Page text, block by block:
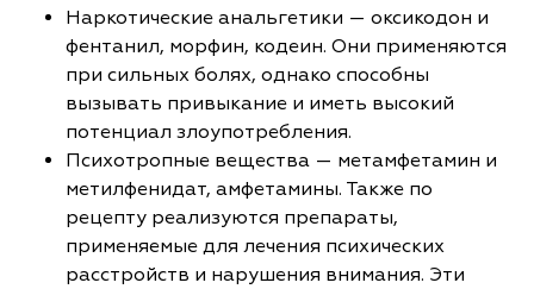
Наркотические анальгетики — оксикодон и
фентанил, морфин, кодеин. Они применяются
при сильных болях, однако способны
вызывать привыкание и иметь высокий
потенциал злоупотребления.
Психотропные вещества — метамфетамин и
метилфенидат, амфетамины. Также по
рецепту реализуются препараты,
применяемые для лечения психических
расстройств и нарушения внимания. Эти